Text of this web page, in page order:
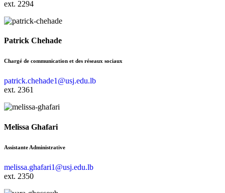
ext. 2294
Patrick Chehade
Chargé de communication et des réseaux sociaux
patrick.chehade1@usj.edu.lb
ext. 2361
Melissa Ghafari
Assistante Administrative
melissa.ghafari1@usj.edu.lb
ext. 2350